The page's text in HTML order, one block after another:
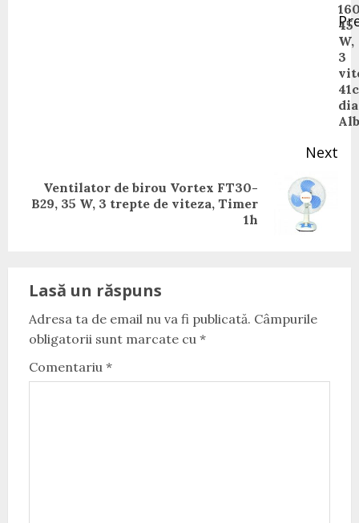
45
W,
3
Alb
Next
Next
Ventilator de birou Vortex FT30-
B29, 35 W, 3 trepte de viteza, Timer
1h
Lasă un răspuns
Adresa ta de email nu va fi publicată. Câmpurile
obligatorii sunt marcate cu *
Comentariu *